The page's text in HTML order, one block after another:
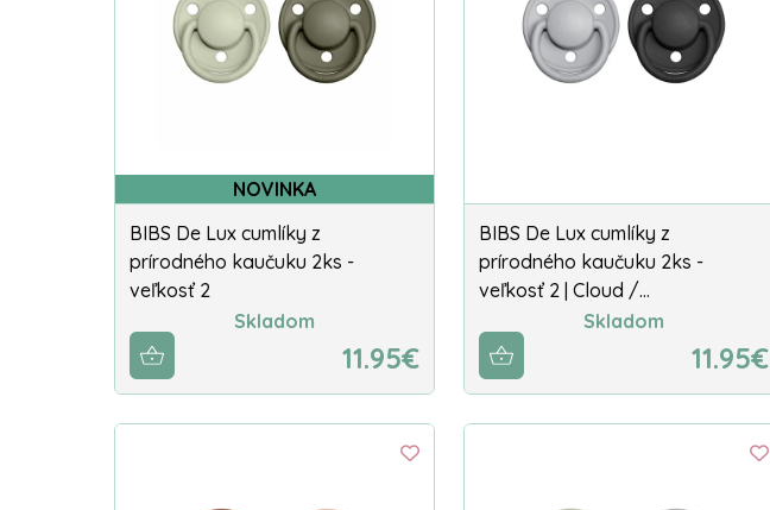
NOVINKA
BIBS De Lux cumlíky z
prírodného kaučuku 2ks -
veľkosť 2
Skladom
11.95€
BIBS De Lux cumlíky z
prírodného kaučuku 2ks -
veľkosť 2 | Cloud /…
Skladom
11.95€